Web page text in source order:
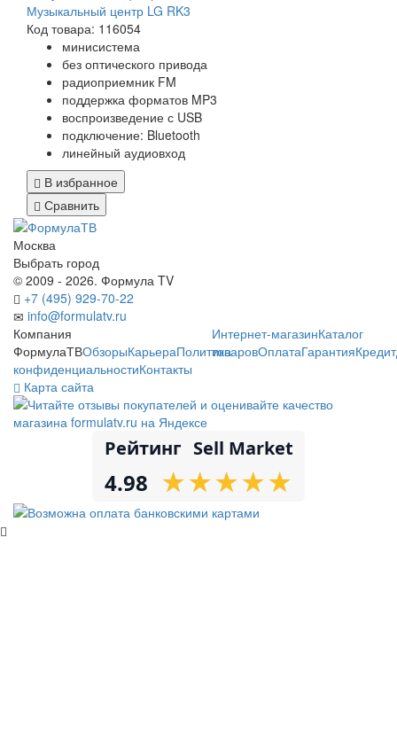
Музыкальный центр LG RK3
Код товара: 116054
минисистема
без оптического привода
радиоприемник FM
поддержка форматов MP3
воспроизведение с USB
подключение: Bluetooth
линейный аудиовход
В избранное
Сравнить
Москва
Выбрать город
© 2009 - 2026. Формула TV
+7 (495) 929-70-22
info@formulatv.ru
Компания
ФормулаТВОбзорыКарьераПолитика
конфиденциальностиКонтакты
Интернет-магазинКаталог
товаровОплатаГарантияКредит
Карта сайта
Рейтинг Sell Market
4.98 ★
★★
★★
★★
★★
★